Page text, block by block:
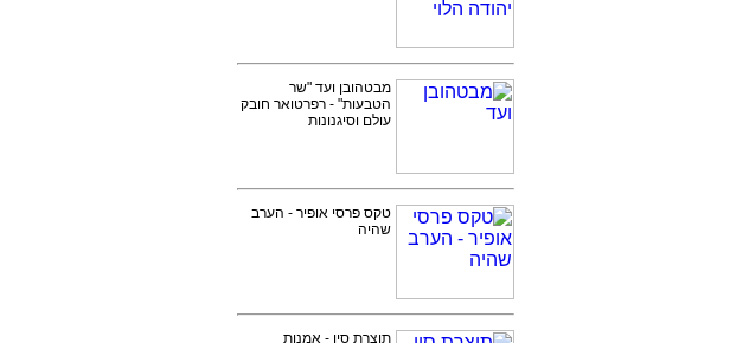
מבטהובן ועד "שר
הטבעות" - רפרטואר חובק
עולם וסיגנונות
טקס פרסי אופיר - הערב
שהיה
תוצרת סין - אמנות